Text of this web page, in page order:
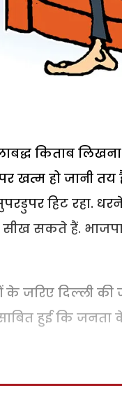
किताब
खत्म हो जानी
हिट रहा.
सकते हैं.
के जरिए दिल्ली
हुई कि